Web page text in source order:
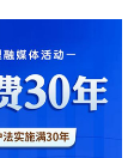
和“生态产品
，并明确到
、森林蓄积
被盖度稳定在
计交易目标